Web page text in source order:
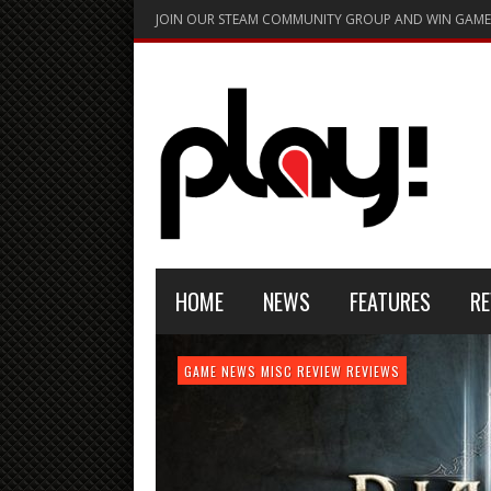
JOIN OUR STEAM COMMUNITY GROUP AND WIN
HOME NEWS FEATURES
FEATURE GAME NEWS GAME REVIEW PLAYSTATION
GAME NEWS MISC REVIEW REVIEWS
HARDWARE NEWS REVIEW REVIEWS
GAME NEWS GAME REVIEW REVIEW REVIEWS